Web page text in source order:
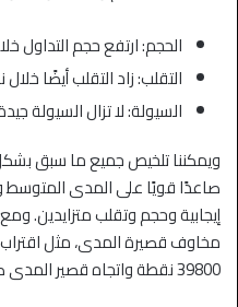
الحجم: ارتفع حجم التداول خلال فترات 1،
التقلب: زاد التقلب أيضًا
السيولة: لا تزال السيولة
صاعدًا قويًا على المدى
إيجابية وحجم وتقلب متزايدين.
مخاوف قصيرة المدى، مثل
39800 نقطة واتجاه قصير المدى ضعيف.